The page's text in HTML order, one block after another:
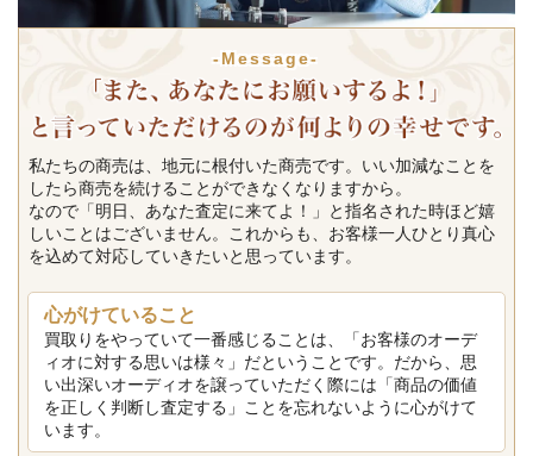
-Message-
私たちの商売は、地元に根付いた商売です。いい加減なことを
したら商売を続けることができなくなりますから。
なので「明日、あなた査定に来てよ！」と指名された時ほど嬉
しいことはございません。これからも、お客様一人ひとり真心
を込めて対応していきたいと思っています。
心がけていること
買取りをやっていて一番感じることは、「お客様のオーデ
ィオに対する思いは様々」だということです。だから、思
い出深いオーディオを譲っていただく際には「商品の価値
を正しく判断し査定する」ことを忘れないように心がけて
います。